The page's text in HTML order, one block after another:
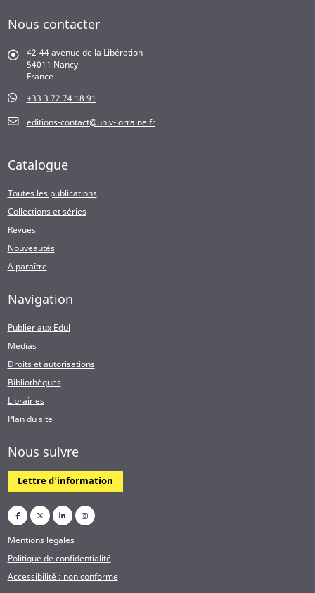
Nous contacter
42-44 avenue de la Libération
54011 Nancy
France
+33 3 72 74 18 91
editions-contact@univ-lorraine.fr
Catalogue
Toutes les publications
Collections et séries
Revues
Nouveautés
A paraître
Navigation
Publier aux Edul
Médias
Droits et autorisations
Bibliothèques
Librairies
Plan du site
Nous suivre
Lettre d'information
Mentions légales
Politique de confidentialité
Accessibilité : non conforme